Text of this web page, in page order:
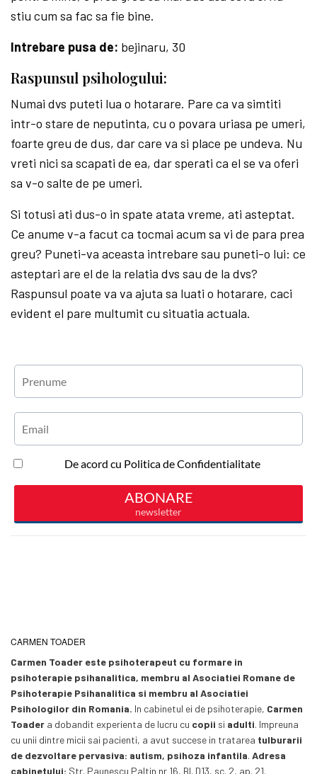
stiu cum sa fac sa fie bine.
Intrebare pusa de: bejinaru, 30
Raspunsul psihologului:
Numai dvs puteti lua o hotarare. Pare ca va simtiti
intr-o stare de neputinta, cu o povara uriasa pe umeri,
foarte greu de dus, dar care va si place pe undeva. Nu
vreti nici sa scapati de ea, dar sperati ca el se va oferi
sa v-o salte de pe umeri.
Si totusi ati dus-o in spate atata vreme, ati asteptat.
Ce anume v-a facut ca tocmai acum sa vi de para prea
greu? Puneti-va aceasta intrebare sau puneti-o lui: ce
asteptari are el de la relatia dvs sau de la dvs?
Raspunsul poate va va ajuta sa luati o hotarare, caci
evident el pare multumit cu situatia actuala.
CARMEN TOADER
Carmen Toader este psihoterapeut cu formare in
psihoterapie psihanalitica, membru al Asociatiei Romane de
Psihoterapie Psihanalitica si membru al Asociatiei
Psihologilor din Romania. In cabinetul ei de psihoterapie, Carmen
Toader a dobandit experienta de lucru cu copii si adulti. Impreuna
cu unii dintre micii sai pacienti, a avut succese in tratarea tulburarii
de dezvoltare pervasiva: autism, psihoza infantila.Adresa
cabinetului: Str. Paunescu Paltin nr 16, Bl. D13, sc. 2, ap. 21.